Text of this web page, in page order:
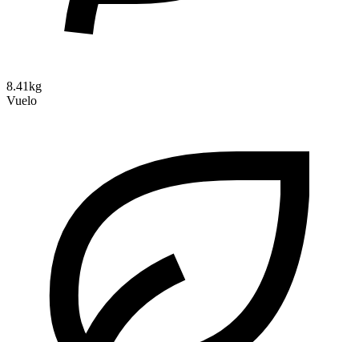
8.41kg
Vuelo